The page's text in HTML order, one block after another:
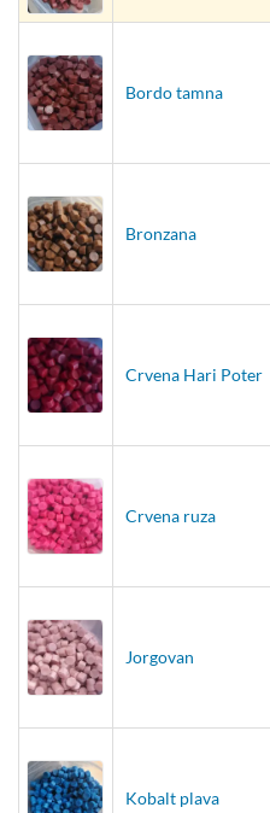
Bordo tamna
Bronzana
Crvena Hari Poter
Crvena ruza
Jorgovan
Kobalt plava